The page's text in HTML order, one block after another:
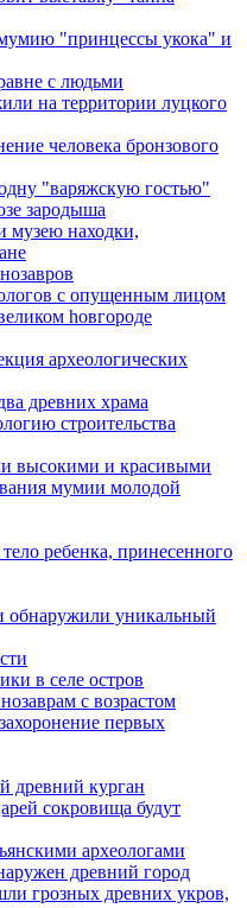
"принцессы укока" и
с людьми
на территории луцкого
человека бронзового
"варяжскую гостью"
зародыша
музею находки,
с опущенным лицом
hовгороде
археологических
древних храма
строительства
высокими и красивыми
мумии молодой
ребенка, принесенного
обнаружили уникальный
в селе остров
с возрастом
первых
древний курган
сокровища будут
археологами
древний город
грозных древних укров,